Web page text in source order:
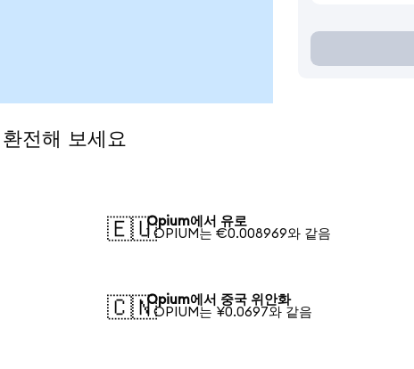
전해 보세요
🇪🇺Opium에서 유로
1 OPIUM는 €0.008969와 같음
🇨🇳Opium에서 중국 위안화
1 OPIUM는 ¥0.0697와 같음